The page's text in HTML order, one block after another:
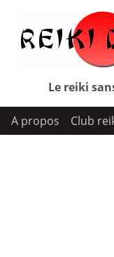
content
Le reiki
A propos Club